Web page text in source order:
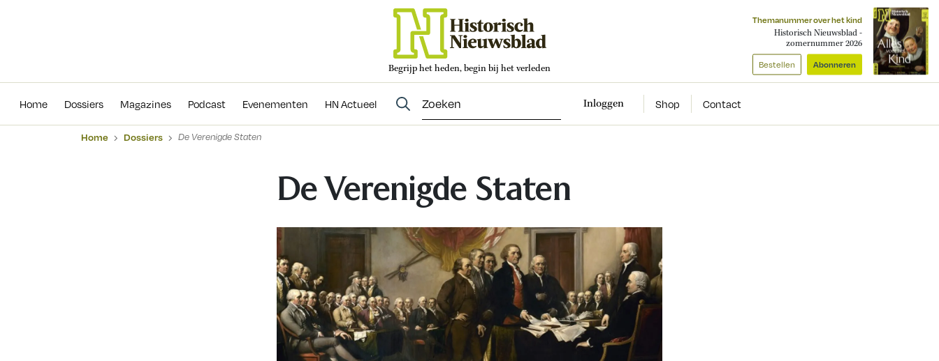
Begrijp het heden, begin bij het verleden
Themanummer over het kind
Historisch Nieuwsblad -
zomernummer 2026
Bestellen Abonneren
Home Dossiers Magazines Podcast Evenementen HN Actueel Inloggen Shop Contact
Evenementen
Home Dossiers De Verenigde Staten
De Verenigde Staten